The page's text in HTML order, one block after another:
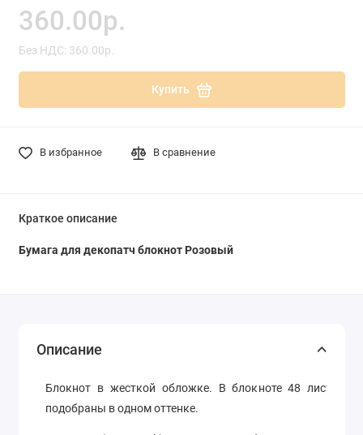
360.00р.
Без НДС: 360.00р.
Купить
В избранное В сравнение
Краткое описание
Бумага для декопатч блокнот Розовый
Описание
Блокнот в жесткой обложке. В блокноте 48 листов
подобраны в одном оттенке.